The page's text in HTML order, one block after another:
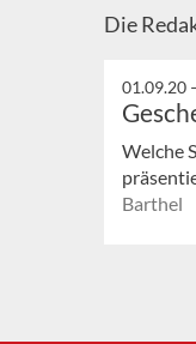
Die
01.09.20
Welche
Barthel